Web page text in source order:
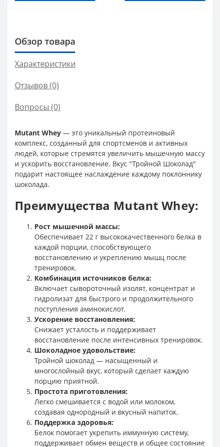
Обзор товара
Характеристики
Отзывов (0)
Вопросы (0)
Mutant Whey — это уникальный протеиновый
комплекс, созданный для спортсменов и активных
людей, которые стремятся увеличить мышечную массу
и ускорить восстановление. Вкус "Тройной Шоколад"
подарит настоящее наслаждение каждому поклоннику
шоколада.
Преимущества Mutant Whey:
Рост мышечной массы:
Обеспечивает 22 г высококачественного белка в
каждой порции, способствующего
восстановлению и укреплению мышц после
тренировок.
Комбинация источников белка:
Включает сывороточный изолят, концентрат и
гидролизат для быстрого и продолжительного
поступления аминокислот.
Ускорение восстановления:
Снижает усталость и поддерживает
восстановление после интенсивных тренировок.
Шоколадное удовольствие:
Тройной шоколад — насыщенный и
многослойный вкус, который сделает каждую
порцию приятной.
Простота приготовления:
Легко смешивается с водой или молоком,
создавая однородный и вкусный напиток.
Поддержка здоровья:
Белок помогает укрепить иммунную систему,
поддерживает обмен веществ и общее состояние